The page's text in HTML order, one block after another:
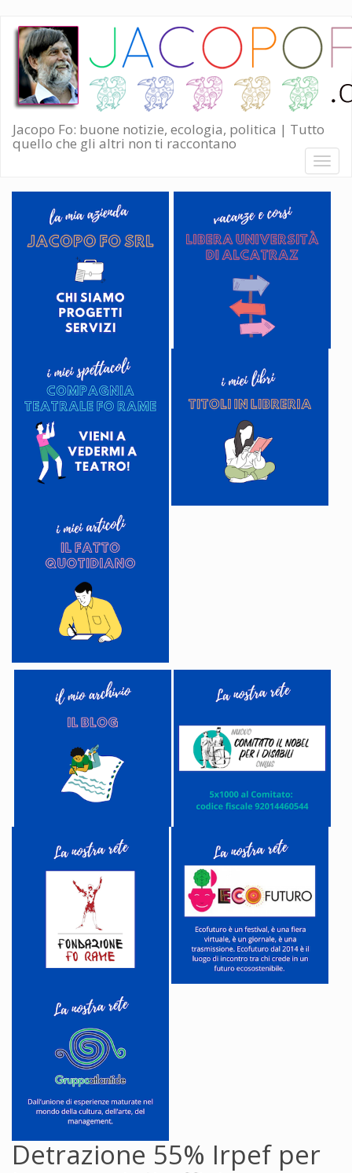
Salta
contenuto
principale
Jacopo Fo: buone notizie, ecologia, politica | Tutto
quello che gli altri non ti raccontano
Toggle
Detrazione 55% Irpef per